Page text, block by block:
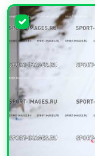
УВЕЛИЧИТЬ